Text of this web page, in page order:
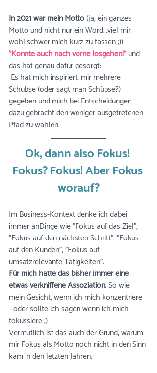
In 2021 war mein Motto (ja, ein ganzes
Motto und nicht nur ein Word...viel mir
wohl schwer mich kurz zu fassen ;))
"Könnte auch nach vorne losgehen!" und
das hat genau dafür gesorgt:
Schubse (oder sagt man Schübse?)
gegeben und mich bei Entscheidungen
dazu gebracht den weniger ausgetretenen
Pfad zu wählen.
Ok, dann also Fokus!
Fokus? Fokus! Aber Fokus
worauf?
Im Business-Kontext denke ich dabei
immer anDinge wie "Fokus auf das Ziel",
"Fokus auf den nächsten Schritt", "Fokus
auf den Kunden", "Fokus auf
umsatzrelevante Tätigkeiten".
Für mich hatte das bisher immer eine
etwas verkniffene Assoziation. So wie
mein Gesicht, wenn ich mich konzentriere
- oder sollte ich sagen wenn ich mich
fokussiere ;)
Vermutlich ist das auch der Grund, warum
mir Fokus als Motto noch nicht in den Sinn
kam in den letzten Jahren.